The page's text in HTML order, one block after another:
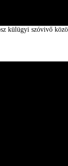
külügyi szóvivő